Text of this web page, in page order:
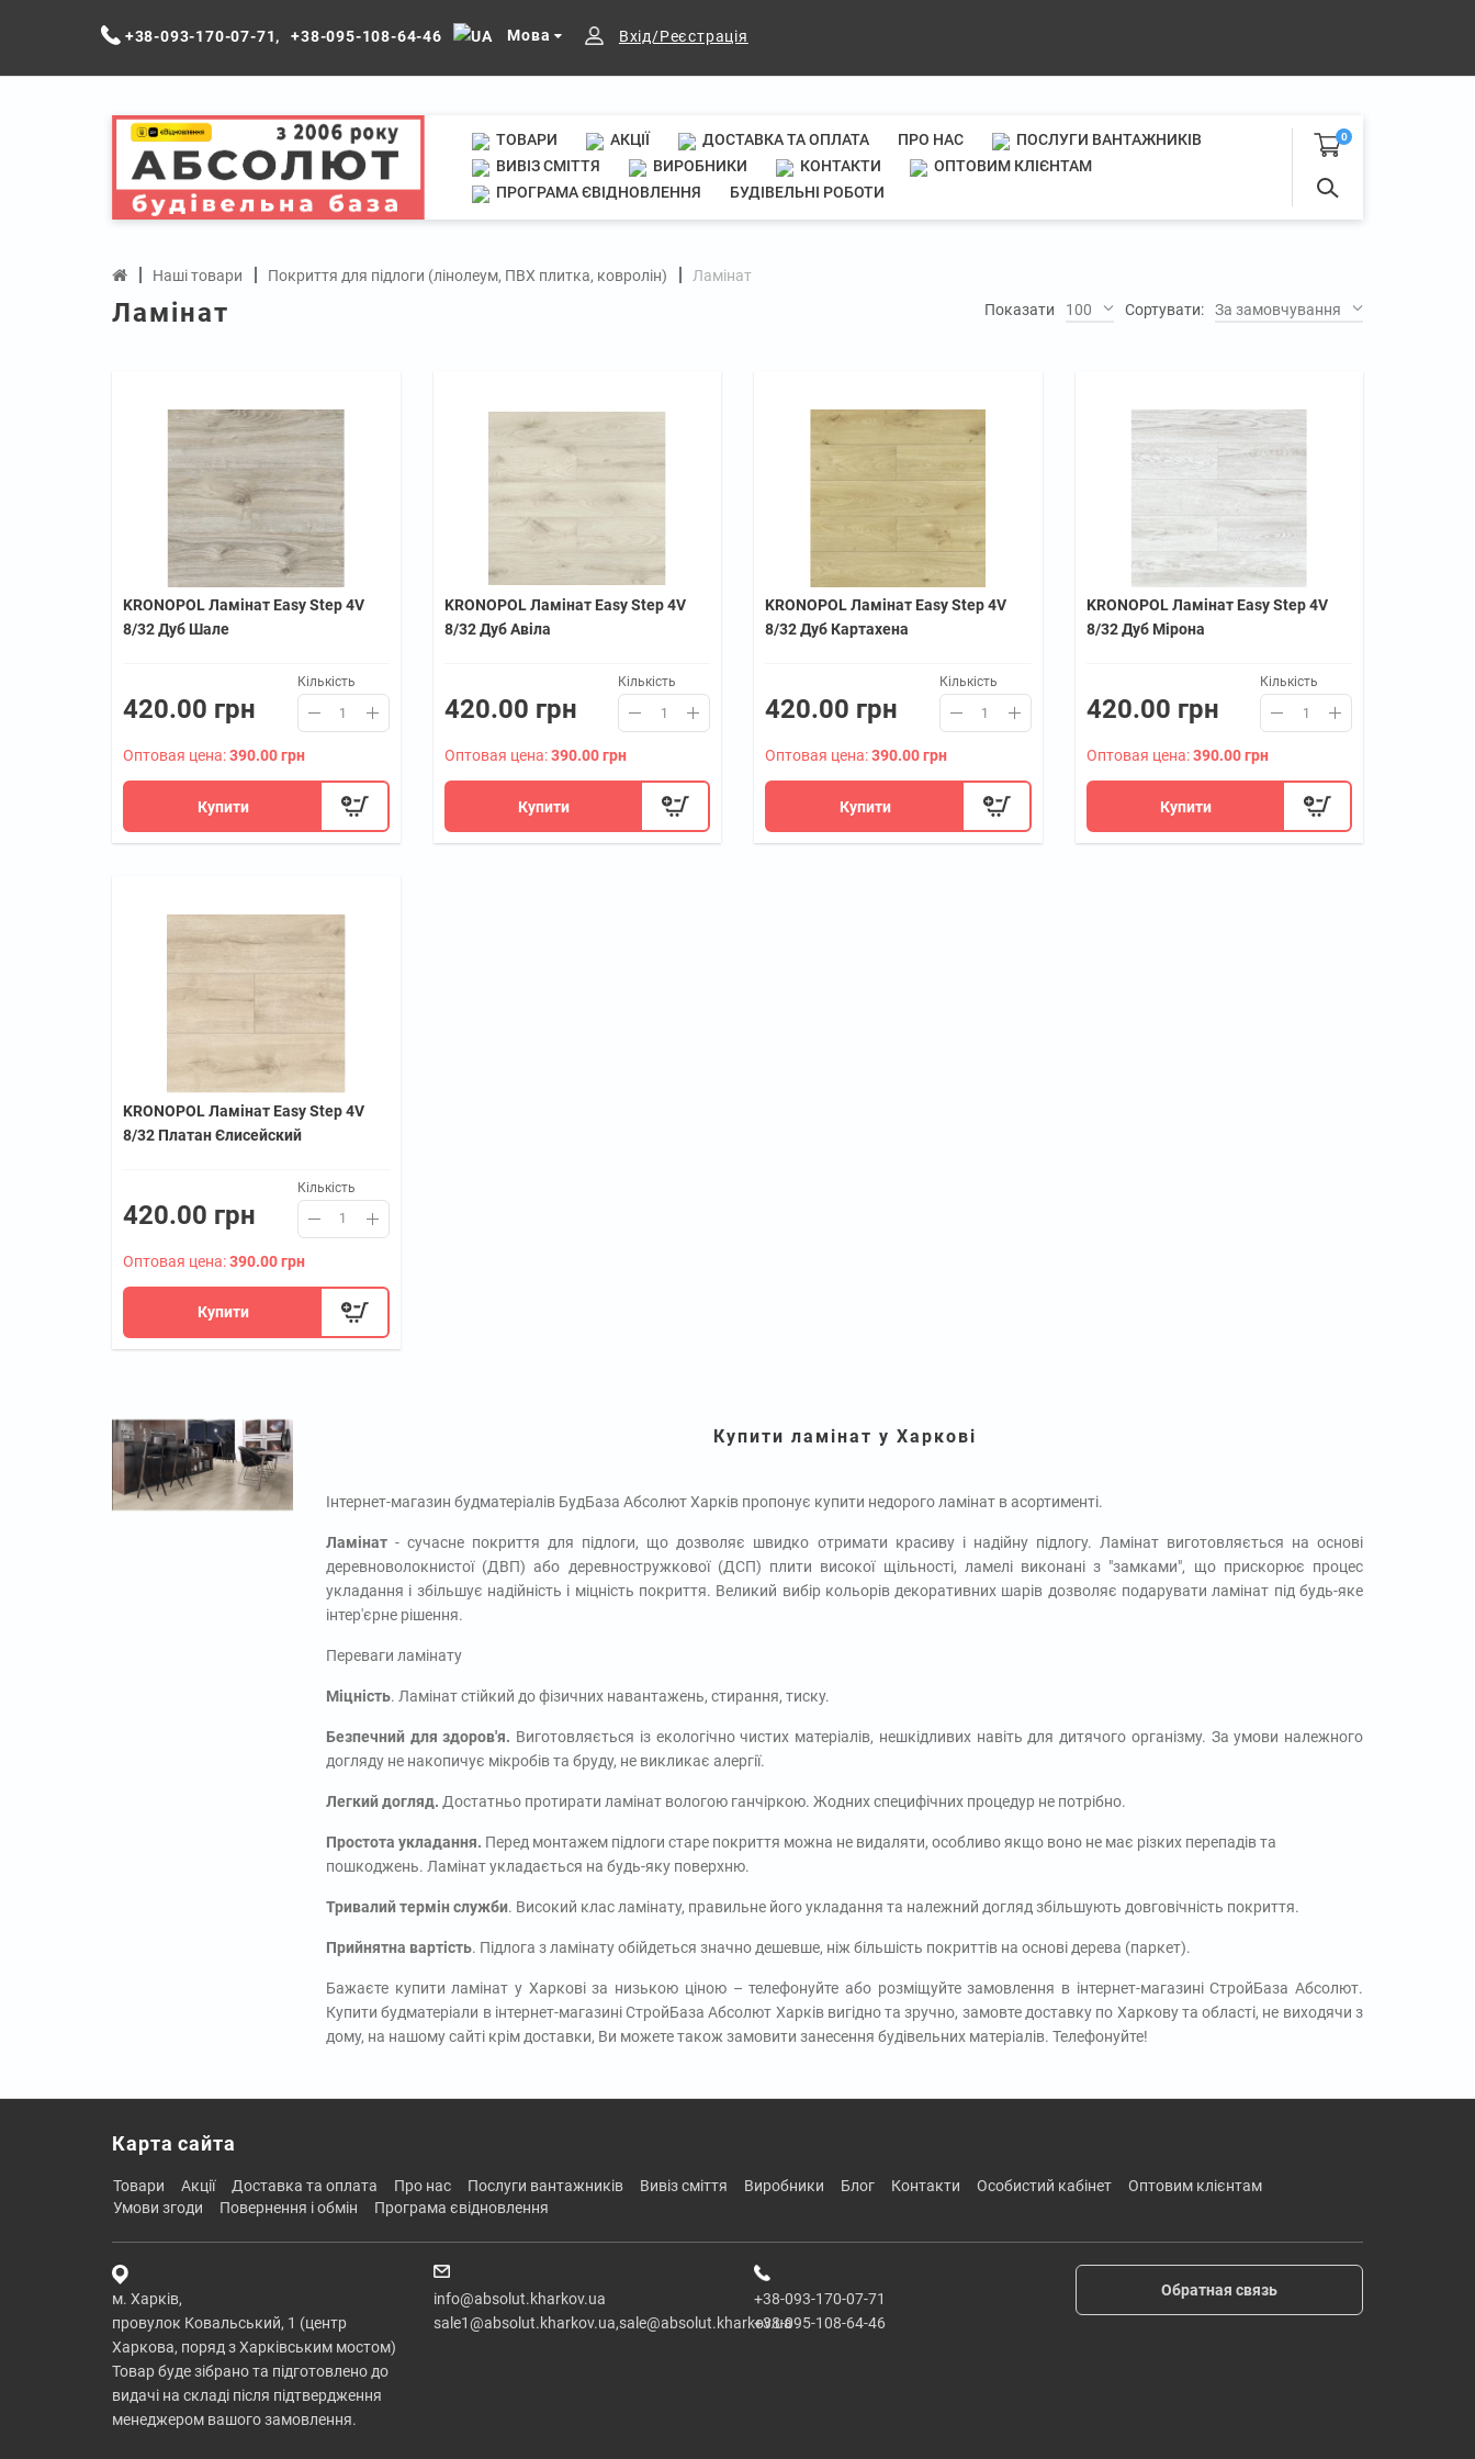
+38-093-170-07-71, +38-095-108-64-46 Мова Вхід/Реєстрація
ТОВАРИ АКЦІЇ ДОСТАВКА ТА ОПЛАТА ПРО НАС
ПОСЛУГИ ВАНТАЖНИКІВ
ВИВІЗ СМІТТЯ
ВИРОБНИКИ КОНТАКТИ
ОПТОВИМ КЛІЄНТАМ
ПРОГРАМА ЄВІДНОВЛЕННЯ
БУДІВЕЛЬНІ РОБОТИ
0
Наші товари Покриття для підлоги (лінолеум, ПВХ плитка, ковролін) Ламінат
Ламінат Показати 100 Сортувати: За замовчуванням
KRONOPOL Ламінат Easy Step 4V
8/32 Дуб Шале
420.00 грн
Кількість
Оптовая цена:390.00 грн
Купити
KRONOPOL Ламінат Easy Step 4V
8/32 Дуб Авіла
420.00 грн
Кількість
Оптовая цена:390.00 грн
Купити
KRONOPOL Ламінат Easy Step 4V
8/32 Дуб Картахена
420.00 грн
Кількість
Оптовая цена:390.00 грн
Купити
KRONOPOL Ламінат Easy Step 4V
8/32 Дуб Мірона
420.00 грн
Кількість
Оптовая цена:390.00 грн
Купити
KRONOPOL Ламінат Easy Step 4V
8/32 Платан Єлисейский
420.00 грн
Кількість
Оптовая цена:390.00 грн
Купити
Купити ламінат у Харкові
Інтернет-магазин будматеріалів БудБаза Абсолют Харків пропонує купити недорого ламінат в асортименті.
Ламінат - сучасне покриття для підлоги, що дозволяє швидко отримати красиву і надійну підлогу. Ламінат виготовляється на основі
деревноволокнистої (ДВП) або деревностружкової (ДСП) плити високої щільності, ламелі виконані з "замками", що прискорює процес
укладання і збільшує надійність і міцність покриття. Великий вибір кольорів декоративних шарів дозволяє подарувати ламінат під будь-яке
інтер'єрне рішення.
Переваги ламінату
Міцність. Ламінат стійкий до фізичних навантажень, стирання, тиску.
Безпечний для здоров'я. Виготовляється із екологічно чистих матеріалів, нешкідливих навіть для дитячого організму. За умови належного
догляду не накопичує мікробів та бруду, не викликає алергії.
Легкий догляд. Достатньо протирати ламінат вологою ганчіркою. Жодних специфічних процедур не потрібно.
Простота укладання. Перед монтажем підлоги старе покриття можна не видаляти, особливо якщо воно не має різких перепадів та
пошкоджень. Ламінат укладається на будь-яку поверхню.
Тривалий термін служби. Високий клас ламінату, правильне його укладання та належний догляд збільшують довговічність покриття.
Прийнятна вартість. Підлога з ламінату обійдеться значно дешевше, ніж більшість покриттів на основі дерева (паркет).
Бажаєте купити ламінат у Харкові за низькою ціною – телефонуйте або розміщуйте замовлення в інтернет-магазині СтройБаза Абсолют.
Купити будматеріали в інтернет-магазині СтройБаза Абсолют Харків вигідно та зручно, замовте доставку по Харкову та області, не виходячи з
дому, на нашому сайті крім доставки, Ви можете також замовити занесення будівельних матеріалів. Телефонуйте!
Карта сайта
товари акції доставка та оплата про нас послуги вантажників вивіз сміття виробники блог контакти особистий кабінет
оптовим клієнтам
умови згоди
повернення і обмін програма євідновлення
м. Харків,
провулок Ковальський, 1 (центр
Харкова, поряд з Харківським мостом)
Товар буде зібрано та підготовлено до
видачі на складі після підтвердження
менеджером вашого замовлення.
info@absolut.kharkov.ua
sale1@absolut.kharkov.ua,sale@absolut.kharkov.ua
+38-093-170-07-71
+38-095-108-64-46
Обратная связь